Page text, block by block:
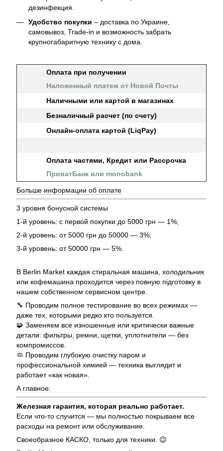
дезинфекция.
Удобство покупки – доставка по Украине,
самовывоз, Trade-in и возможность забрать
крупногабаритную технику с дома.
Оплата при получении
Наложенный платеж от Новой Почты
Наличными или картой в магазинах
Безналичный расчет (по счету)
Онлайн-оплата картой (LiqPay)
Оплата частями, Кредит или Рассрочка
ПриватБанк или monobank
Больше информации об оплате
3 уровня бонусной системы
1-й уровень: с первой покупки до 5000 грн — 1%;
2-й уровень: от 5000 грн до 50000 — 3%;
3-й уровень: от 50000 грн — 5%.
В Berlin Market каждая стиральная машина, холодильник
или кофемашина проходится через повную підготовку в
нашем собственном сервисном центре.
🔧 Проводим полное тестирование во всех режимах —
даже тех, которыми редко кто пользуется.
🧩 Заменяем все изношенные или критически важные
детали: фильтры, ремни, щетки, уплотнители — без
компромиссов.
🧼 Проводим глубокую очистку паром и
профессиональной химией — техника выглядит и
работает «как новая».
А главное:
Железная гарантия, которая реально работает.
Если что-то случится — мы полностью покрываем все
расходы на ремонт или обслуживание.
Своеобразное КАСКО, только для техники. 😉